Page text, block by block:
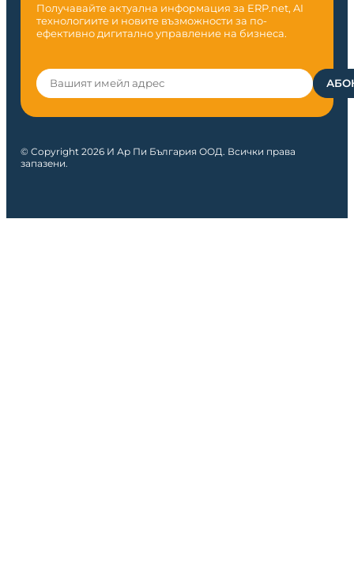
Получавайте актуална информация за ERP.net, AI
технологиите и новите възможности за по-
ефективно дигитално управление на бизнеса.
© Copyright 2026 И Ар Пи България ООД. Всички права
запазени.